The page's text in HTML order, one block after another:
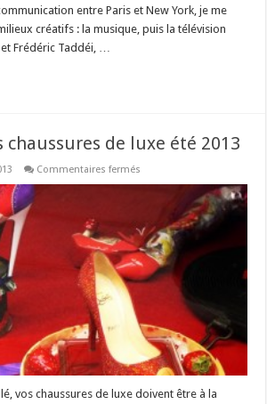
entre Paris et New York, je me
créatifs : la musique, puis la télévision
Frédéric Taddéi, …
chaussures de luxe été 2013
Commentaires fermés
luxe
été
2013
vos chaussures de luxe doivent être à la